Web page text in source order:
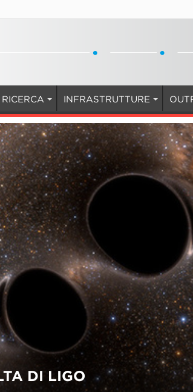
RICERCA INFRASTRUTTURE
DI LIGO